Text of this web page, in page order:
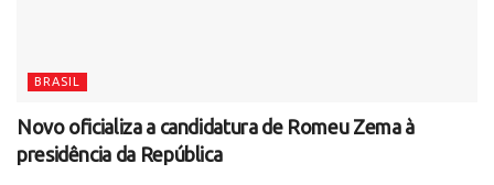
BRASIL
Novo oficializa a candidatura de Romeu Zema à
presidência da República